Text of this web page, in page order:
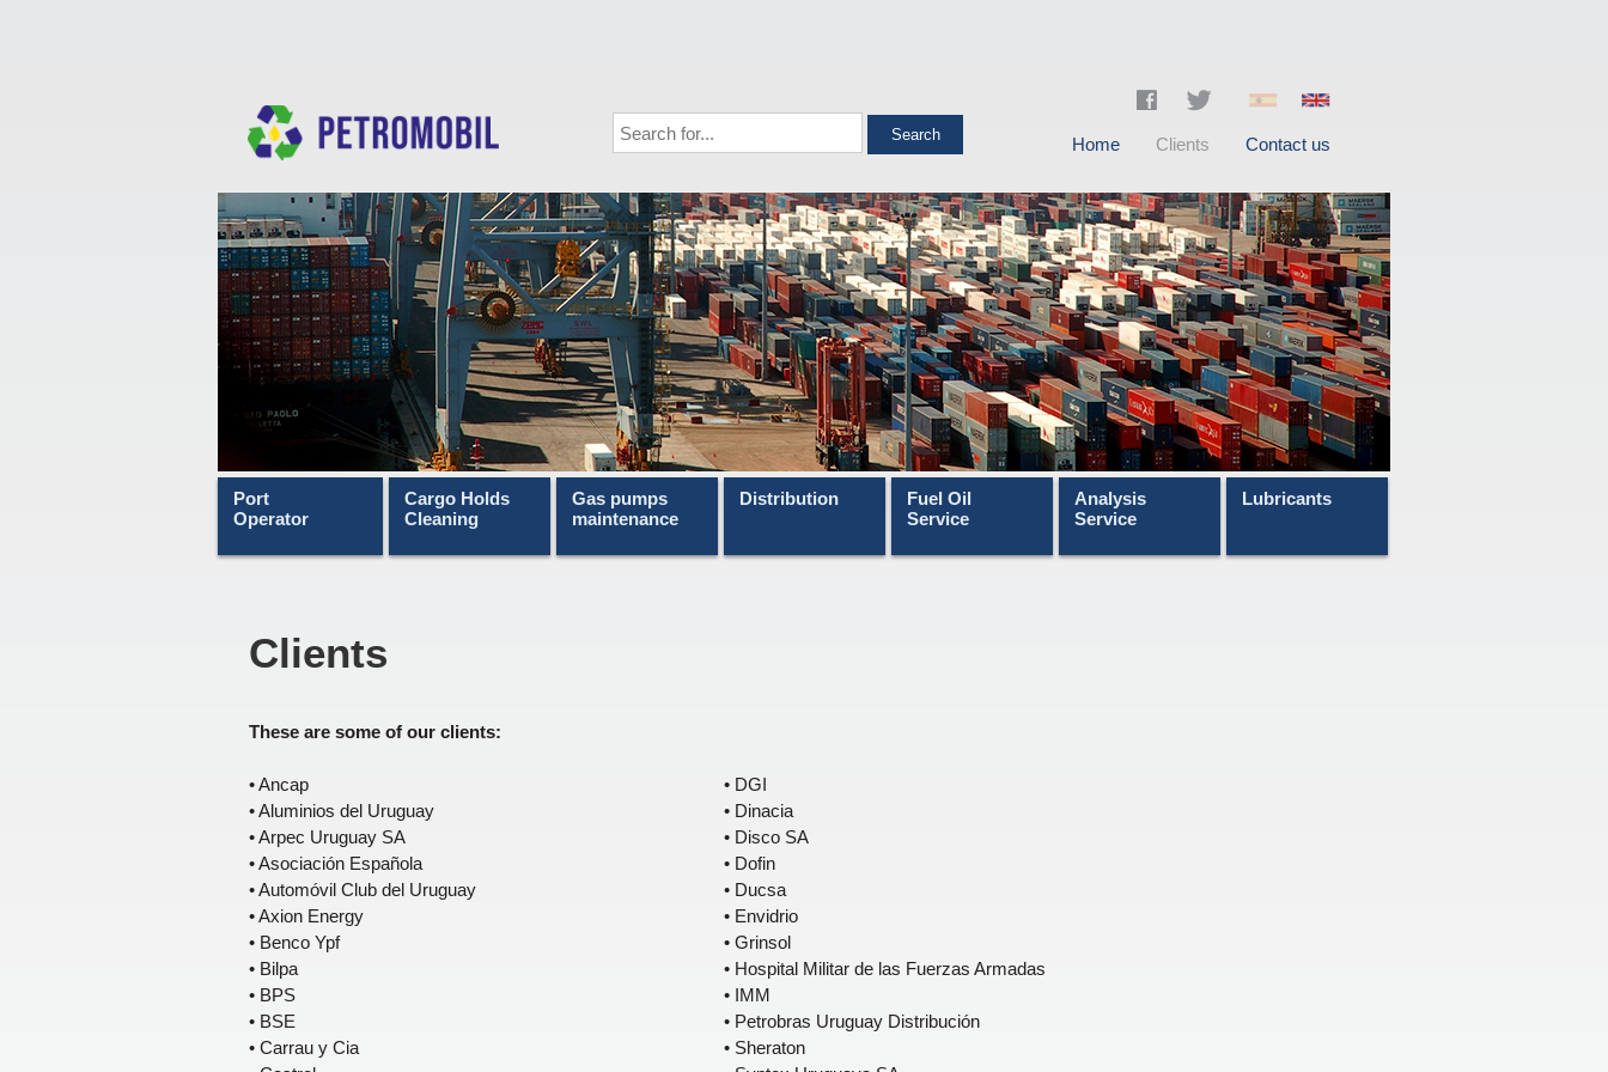
Home Clients Contact us
Port
Operator
Cargo Holds
Cleaning
Gas pumps
maintenance
Distribution
Fuel Oil
Service
Analysis
Service
Lubricants
Clients
These are some of our clients:
• Ancap
• Aluminios del Uruguay
• Arpec Uruguay SA
• Asociación Española
• Automóvil Club del Uruguay
• Axion Energy
• Benco Ypf
• Bilpa
• BPS
• BSE
• Carrau y Cia
• DGI
• Dinacia
• Disco SA
• Dofin
• Ducsa
• Envidrio
• Grinsol
• Hospital Militar de las Fuerzas Armadas
• IMM
• Petrobras Uruguay Distribución
• Sheraton